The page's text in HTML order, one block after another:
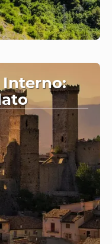
Interno: